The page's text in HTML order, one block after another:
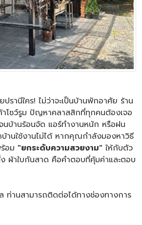
ปรานีใคร! ไม่ว่าจะเป็นบ้านพักอาศัย ร้าน
โชว์รูม ปัญหาคลาสสิกที่ทุกคนต้องเจอ
บ้านร้อนจัด แอร์ทำงานหนัก หรือฝน
านใช้งานไม่ได้ หากคุณกำลังมองหาวิธี
อม "ยกระดับความสวยงาม" ให้กับตัว
ผ้าใบกันสาด คือคำตอบที่คุ้มค่าและตอบ
ท่านสามารถติดต่อได้ทางช่องทางการ